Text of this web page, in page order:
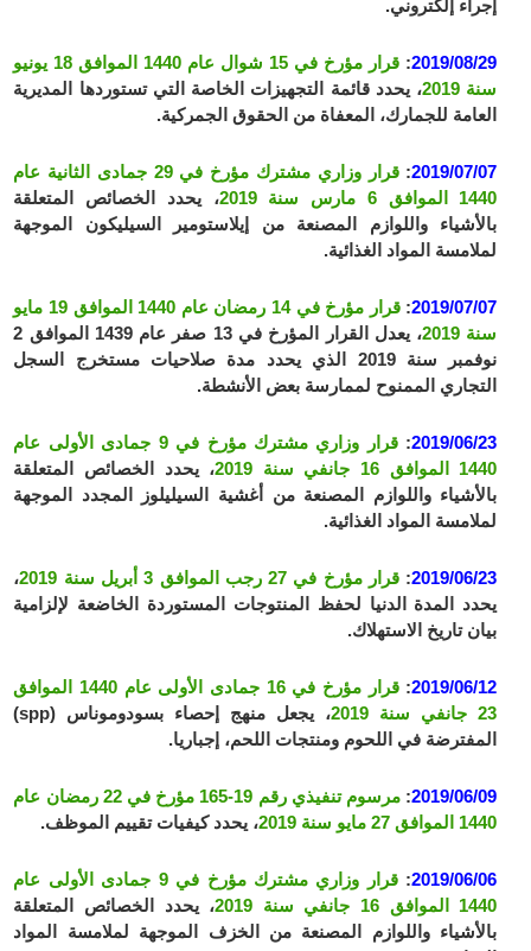
إجراء إلكتروني.
2019/08/29
:
قرار مؤرخ في 15 شوال عام 1440 الموافق 18 يونيو
سنة 2019
، يحدد قائمة التجهيزات الخاصة التي تستوردها المديرية
العامة للجمارك، المعفاة من الحقوق الجمركية.
2019/07/07
:
قرار وزاري مشترك مؤرخ في 29 جمادى الثانية عام
1440 الموافق 6 مارس سنة 2019
، يحدد الخصائص المتعلقة
بالأشياء واللوازم المصنعة من إيلاستومير السيليكون الموجهة
لملامسة المواد الغذائية.
2019/07/07
:
قرار مؤرخ في 14 رمضان عام 1440 الموافق 19 مايو
سنة 2019
، يعدل القرار المؤرخ في 13 صفر عام 1439 الموافق 2
نوفمبر سنة 2019 الذي يحدد مدة صلاحيات مستخرج السجل
التجاري الممنوح لممارسة بعض الأنشطة.
2019/06/23
:
قرار وزاري مشترك مؤرخ في 9 جمادى الأولى عام
1440 الموافق 16 جانفي سنة 2019
، يحدد الخصائص المتعلقة
بالأشياء واللوازم المصنعة من أغشية السيليلوز المجدد الموجهة
لملامسة المواد الغذائية.
2019/06/23
: قرار مؤرخ في 27 رجب الموافق 3 أبريل سنة 2019
،
يحدد المدة الدنيا لحفظ المنتوجات المستوردة الخاضعة لإلزامية
بيان تاريخ الاستهلاك.
2019/06/12
:
قرار مؤرخ في 16 جمادى الأولى عام 1440 الموافق
23 جانفي سنة 2019
، يجعل منهج إحصاء بسودوموناس (spp)
المفترضة في اللحوم ومنتجات اللحم، إجباريا.
2019/06/09
:
مرسوم تنفيذي رقم 19-165 مؤرخ في 22 رمضان عام
1440 الموافق 27 مايو سنة 2019
، يحدد كيفيات تقييم الموظف.
2019/06/06
:
قرار وزاري مشترك مؤرخ في 9 جمادى الأولى عام
1440 الموافق 16 جانفي سنة 2019
، يحدد الخصائص المتعلقة
بالأشياء واللوازم المصنعة من الخزف الموجهة لملامسة المواد